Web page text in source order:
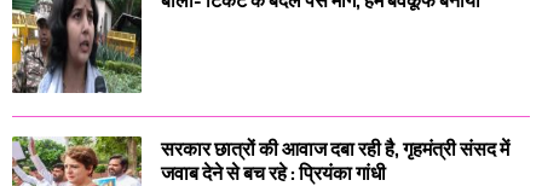
सरकार छात्रों की आवाज दबा रही है, गृहमंत्री संसद में
जवाब देने से बच रहे : प्रियंका गांधी